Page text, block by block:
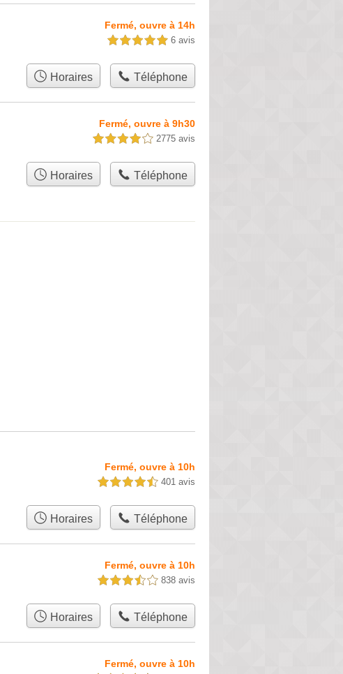
Fermé, ouvre à 14h
5,0 étoiles sur 5 6 avis
Horaires Téléphone
Fermé, ouvre à 9h30
4,0 étoiles sur 5 2775 avis
Horaires Téléphone
Fermé, ouvre à 10h
4,5 étoiles sur 5 401 avis
Horaires Téléphone
Fermé, ouvre à 10h
3,5 étoiles sur 5 838 avis
Horaires Téléphone
Fermé, ouvre à 10h